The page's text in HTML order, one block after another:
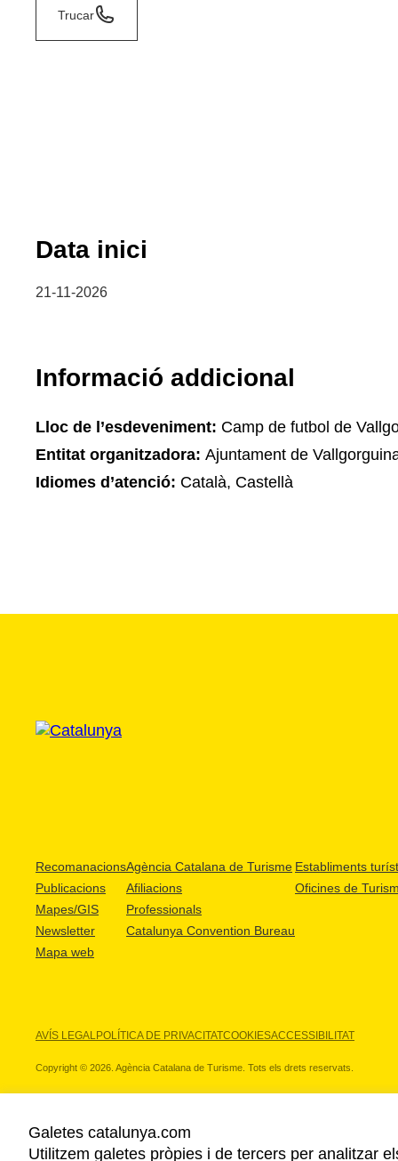
Trucar
Data inici
21-11-2026
Informació addicional
Lloc de l’esdeveniment: Camp de futbol de
Entitat organitzadora: Ajuntament de
Idiomes d’atenció: Català, Castellà
Recomanacions
Publicacions
Mapes/GIS
Newsletter
Mapa web
Agència Catalana de Turisme
Afiliacions
Professionals
Catalunya Convention Bureau
Establiments
Oficines de
AVÍS LEGALPOLÍTICA DE PRIVACITATCOOKIESACCESSIBILITAT
Copyright © 2026. Agència Catalana de Turisme. Tots els drets reservats.
Galetes catalunya.com
Utilitzem galetes pròpies i de tercers per analitzar